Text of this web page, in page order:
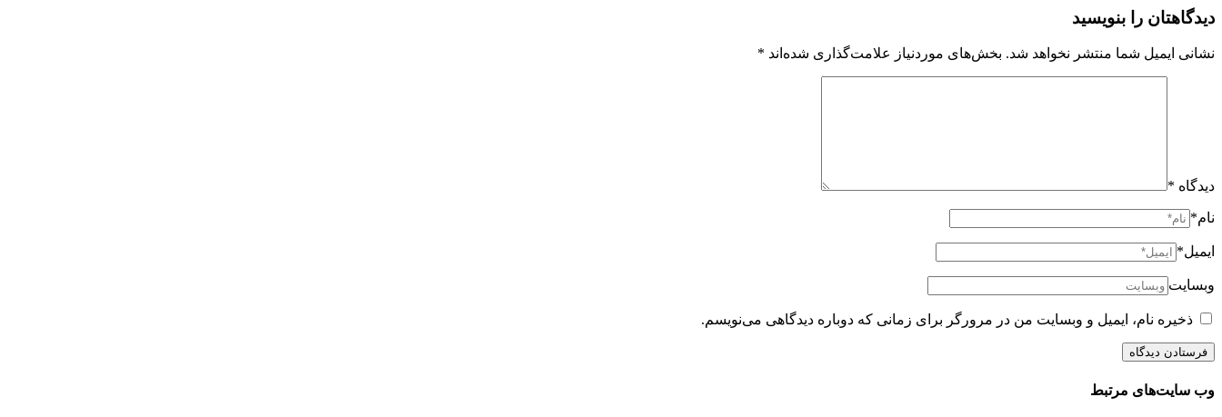
دیدگاهتان را بنویسید
نشانی ایمیل شما منتشر نخواهد شد. بخش‌های موردنیاز علامت‌گذاری شده‌اند *
دیدگاه *
نام*
ایمیل*
وبسایت
ذخیره نام، ایمیل و وبسایت من در مرورگر برای زمانی که دوباره دیدگاهی می‌نویسم.
وب سایت‌های مرتبط